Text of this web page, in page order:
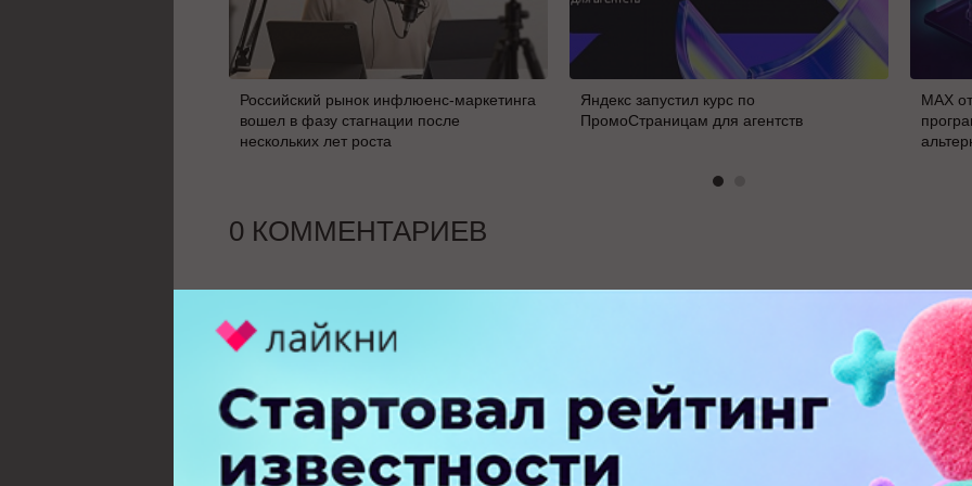
Российский рынок инфлюенс-маркетинга
вошел в фазу стагнации после
нескольких лет роста
Яндекс запустил курс по
ПромоСтраницам для агентств
MAX
0 КОММЕНТАРИЕВ
ПЕРЕЙТИ НА ПОЛНУЮ ВЕРСИЮ